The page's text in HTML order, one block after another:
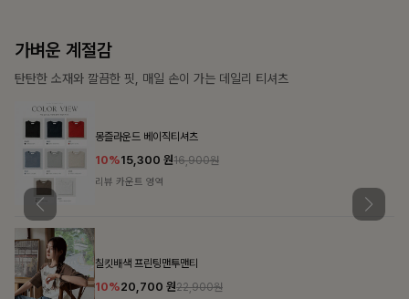
가장 쉬운 코디
특별한 날부터 일상까지 함께하는 룩